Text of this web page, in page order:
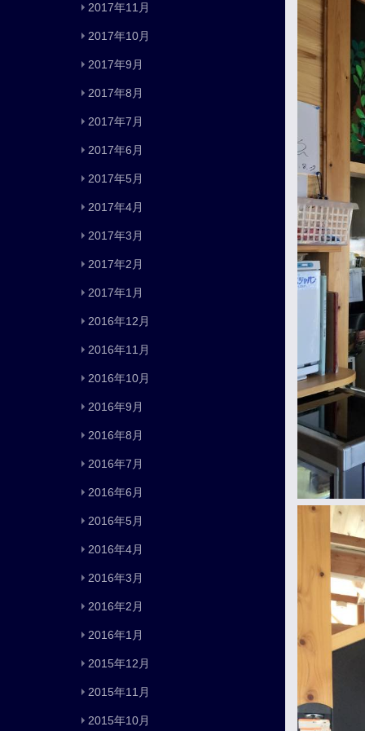
2017年11月
2017年10月
2017年9月
2017年8月
2017年7月
2017年6月
2017年5月
2017年4月
2017年3月
2017年2月
2017年1月
2016年12月
2016年11月
2016年10月
2016年9月
2016年8月
2016年7月
2016年6月
2016年5月
2016年4月
2016年3月
2016年2月
2016年1月
2015年12月
2015年11月
2015年10月